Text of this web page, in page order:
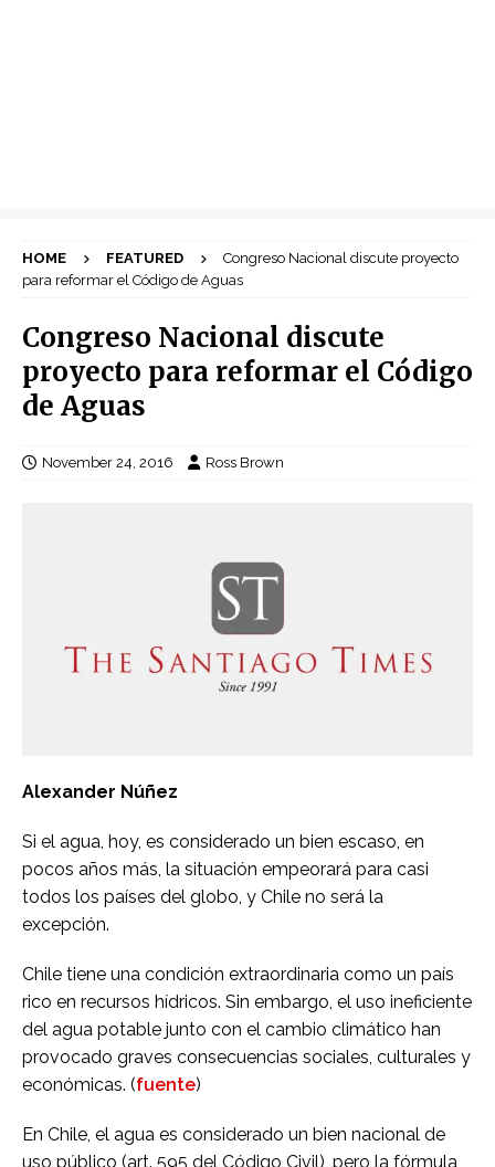
HOME FEATURED
Congreso Nacional discute proyecto
para reformar el Código de Aguas
Congreso Nacional discute
proyecto para reformar el Código
de Aguas
November 24, 2016 Ross Brown
Alexander Núñez
Si el agua, hoy, es considerado un bien escaso, en
pocos años más, la situación empeorará para casi
todos los países del globo, y Chile no será la
excepción.
Chile tiene una condición extraordinaria como un país
rico en recursos hídricos. Sin embargo, el uso ineficiente
del agua potable junto con el cambio climático han
provocado graves consecuencias sociales, culturales y
económicas. (fuente)
En Chile, el agua es considerado un bien nacional de
uso público (art. 595 del Código Civil), pero la fórmula